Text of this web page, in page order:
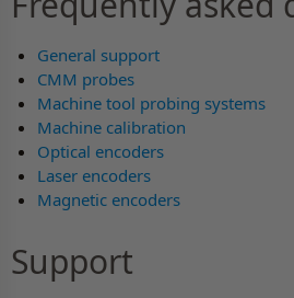
General support
CMM probes
Machine tool probing systems
Machine calibration
Optical encoders
Laser encoders
Magnetic encoders
Support